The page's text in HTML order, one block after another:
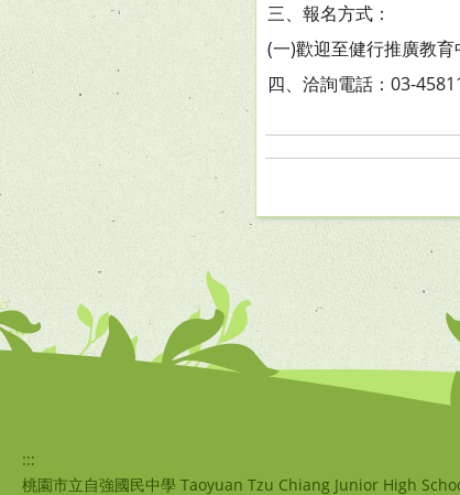
三、報名方式：
(一)歡迎至健行推廣教
四、洽詢電話：03-
:::
桃園市立自強國民中學 Taoyuan Tzu Chiang Junior High